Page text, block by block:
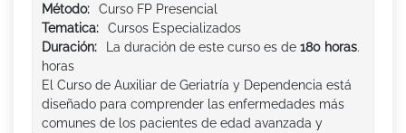
Método:
Curso FP Presencial
Tematica:
Cursos Especializados
Duración:
La duración de este curso es de 180 horas.
horas
El Curso de Auxiliar de Geriatría y Dependencia está
diseñado para comprender las enfermedades más
comunes de los pacientes de edad avanzada y